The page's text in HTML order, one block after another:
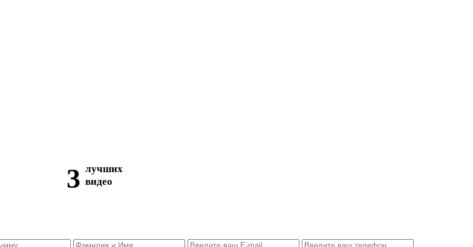
3 лучших
видео